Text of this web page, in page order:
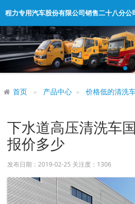
程力专用汽车股份有限公司销售二十八分公
首页 产品中心 价格低的清洗
下水道高压清洗车
报价多少
发布日期：2019-02-25 关注度： 1306